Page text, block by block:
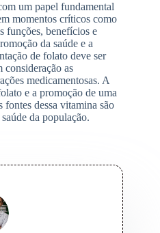
um papel fundamental
momentos críticos como
funções, benefícios e
da saúde e a
de folato deve ser
consideração as
medicamentosas. A
e a promoção de uma
dessa vitamina são
da população.